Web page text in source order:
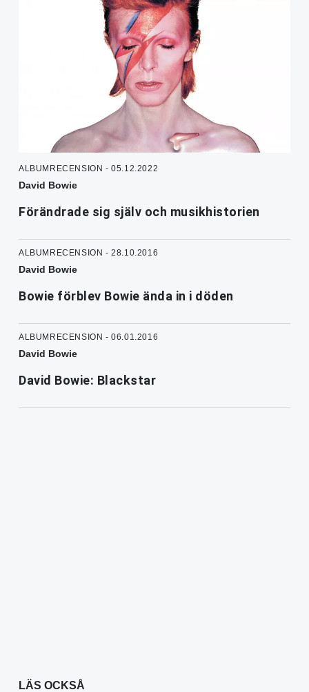
ALBUMRECENSION - 05.12.2022
David Bowie
Förändrade sig själv och musikhistorien
ALBUMRECENSION - 28.10.2016
David Bowie
Bowie förblev Bowie ända in i döden
ALBUMRECENSION - 06.01.2016
David Bowie
David Bowie: Blackstar
LÄS OCKSÅ